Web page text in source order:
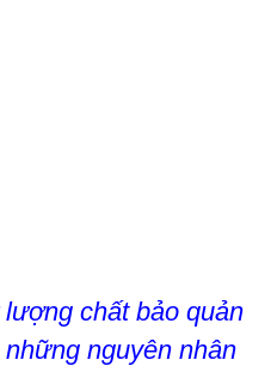
chất bảo quản
nguyên nhân